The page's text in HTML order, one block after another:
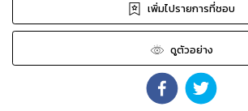
เพิ่มไปรายการที่ชอบ
ดูตัวอย่าง